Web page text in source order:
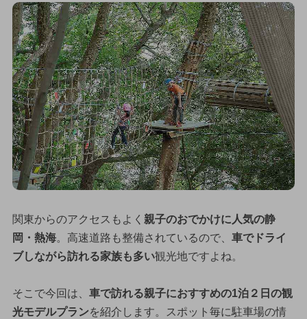
関東からのアクセスもよく 親子のおでかけに人気の静
岡・熱海。高速道路も整備されているので、 車でドライ
ブしながら訪れる家族も多い観光地ですよね。
そこで今回は、 車で訪れる親子におすすめの1泊２日の観
光モデルプランを紹介します。スポット毎に駐車場の情